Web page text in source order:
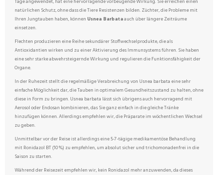
Tage angewendet, hat eine hervorragende vorbeugende Wirkung. Sie erreichen einen
natürlichen Schutz, ohne dass die Tiere Resistenzen bilden. Züchter, die Probleme mit
Ihren Jungtauben haben, können Usnea Barbataauch über längere Zeiträume
einsetzen.
Flechten produzieren eine Reihe sekundärer Stoffwechselprodukte, die als
Antioxidantien wirken und zu einer Aktivierung des Immunsystems führen. Sie haben
eine sehr starke abwehrsteigernde Wirkung und regulieren die Funktionsfähigkeit der
Organe.
In der Ruhezeit stellt die regelmäßige Verabreichung von Usnea barbata eine sehr
einfache Möglichkeit dar, die Tauben in optimalem Gesundheitszustand zu halten, ohne
diese in Form zu bringen. Usnea barbata lässt sich übrigens auch hervorragend mit
Aerosol oder Endosan kombinieren, das Sie ganz einfach in die gleiche Tränke
hinzufügen können. Allerdings empfehlen wir, die Präparate im wöchentlichen Wechsel
zu geben.
Unmittelbar vor der Reise ist allerdings eine 5-7-tägige medikamentöse Behandlung
mit Ronidazol BT (10 %) zu empfehlen, um absolut sicher und trichomonadenfrei in die
Saison zu starten.
Während der Reisezeit empfehlen wir, kein Ronidazol mehr anzuwenden, da dieses